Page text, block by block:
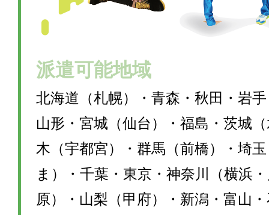
派遣可能地域
北海道（札幌）・青森・秋田・岩
山形・宮城（仙台）・福島・茨城
木（宇都宮）・群馬（前橋）・埼
ま）・千葉・東京・神奈川（横浜
原）・山梨（甲府）・新潟・富山